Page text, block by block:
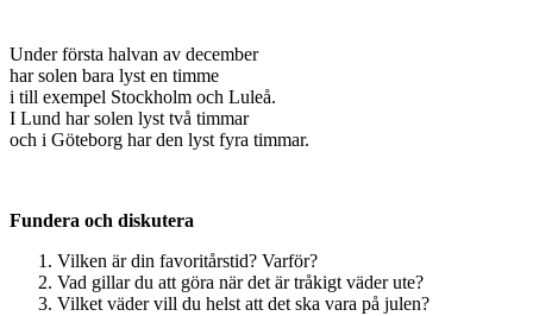
Under första halvan av december
har solen bara lyst en timme
i till exempel Stockholm och Luleå.
I Lund har solen lyst två timmar
och i Göteborg har den lyst fyra timmar.
Fundera och diskutera
Vilken är din favoritårstid? Varför?
Vad gillar du att göra när det är tråkigt väder ute?
Vilket väder vill du helst att det ska vara på julen?